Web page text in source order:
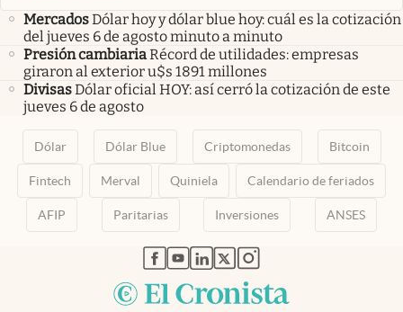
MercadosDólar hoy y dólar blue hoy: cuál es la cotización
del jueves 6 de agosto minuto a minuto
Presión cambiariaRécord de utilidades: empresas
giraron al exterior u$s 1891 millones
DivisasDólar oficial HOY: así cerró la cotización de este
jueves 6 de agosto
Dólar Dólar Blue Criptomonedas Bitcoin
Fintech Merval Quiniela Calendario de feriados
AFIP Paritarias Inversiones ANSES
abre en nueva pestaña
abre en nueva pestaña
abre en nueva pestaña
abre en nueva pestaña
abre en nueva pestaña